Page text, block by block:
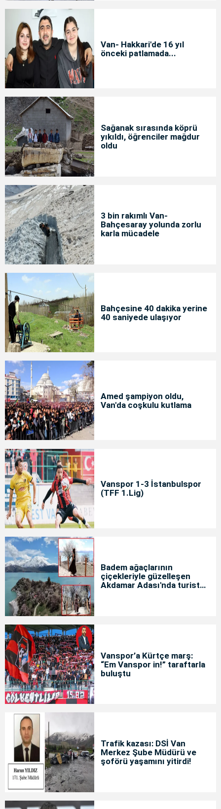
Van- Hakkari'de 16 yıl
önceki patlamada...
Sağanak sırasında köprü
yıkıldı, öğrenciler mağdur
oldu
3 bin rakımlı Van-
Bahçesaray yolunda zorlu
karla mücadele
Bahçesine 40 dakika yerine
40 saniyede ulaşıyor
Amed şampiyon oldu,
Van'da coşkulu kutlama
Vanspor 1-3 İstanbulspor
(TFF 1.Lig)
Badem ağaçlarının
çiçekleriyle güzelleşen
Akdamar Adası'nda turist
Vanspor’a Kürtçe marş:
“Em Vanspor in!” taraftarla
buluştu
Trafik kazası: DSİ Van
Merkez Şube Müdürü ve
şoförü yaşamını yitirdi!